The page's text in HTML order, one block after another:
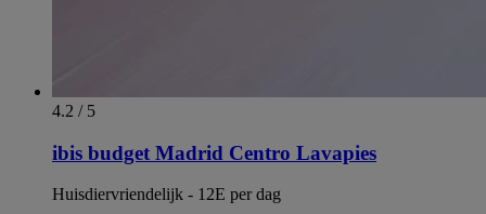
4.2 / 5
ibis budget Madrid Centro Lavapies
Huisdiervriendelijk - 12E per dag